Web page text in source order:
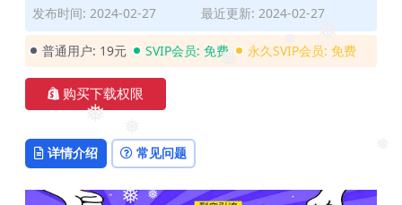
❅
❅
❅
❅
❅
❅
发布时间: 2024-02-27
最近更新: 2024-02-27
普通用户: 19元 SVIP会员: 免费 永久SVIP会员: 免费
购买下载权限
详情介绍 常见问题